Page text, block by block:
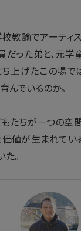
教諭でアーティ
だった弟と、元学
上げたこの場で
んでいるのか。
たちが一つの空
価値が生まれてい
。